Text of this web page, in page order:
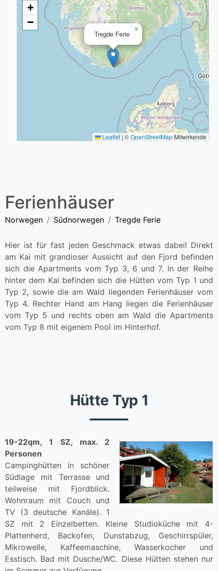
Tregde Ferie
×
+
−
Leaflet | ©OpenStreetMap-Mitwirkende
Ferienhäuser
Norwegen Südnorwegen Tregde Ferie
Hier ist für fast jeden Geschmack etwas dabei! Direkt
am Kai mit grandioser Aussicht auf den Fjord befinden
sich die Apartments vom Typ 3, 6 und 7. In der Reihe
hinter dem Kai befinden sich die Hütten vom Typ 1 und
Typ 2, sowie die am Wald liegenden Ferienhäuser vom
Typ 4. Rechter Hand am Hang liegen die Ferienhäuser
vom Typ 5 und rechts oben am Wald die Apartments
vom Typ 8 mit eigenem Pool im Hinterhof.
Hütte Typ 1
19-22qm, 1 SZ, max. 2
Personen
Campinghütten in schöner
Südlage mit Terrasse und
teilweise mit Fjordblick.
Wohnraum mit Couch und
TV (3 deutsche Kanäle). 1
SZ mit 2 Einzelbetten. Kleine Studioküche mit 4-
Plattenherd, Backofen, Dunstabzug, Geschirrspüler,
Mikrowelle, Kaffeemaschine, Wasserkocher und
Esstisch. Bad mit Dusche/WC. Diese Hütten stehen nur